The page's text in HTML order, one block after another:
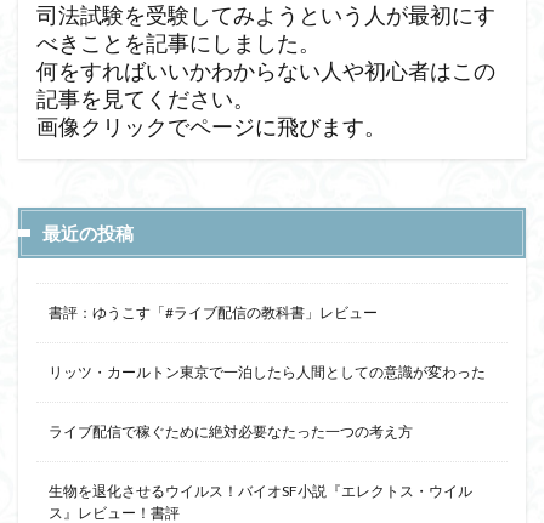
司法試験を受験してみようという人が最初にす
べきことを記事にしました。
何をすればいいかわからない人や初心者はこの
記事を見てください。
画像クリックでページに飛びます。
最近の投稿
書評：ゆうこす「#ライブ配信の教科書」レビュー
リッツ・カールトン東京で一泊したら人間としての意識が変わった
ライブ配信で稼ぐために絶対必要なたった一つの考え方
生物を退化させるウイルス！バイオSF小説『エレクトス・ウイル
ス』レビュー！書評